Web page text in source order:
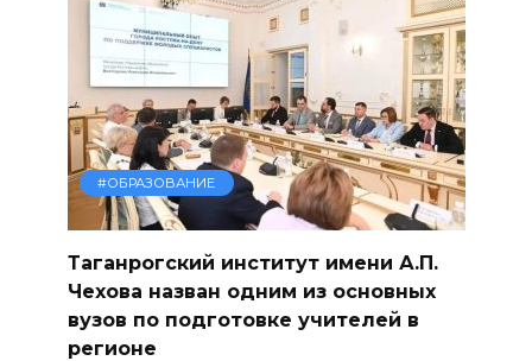
#ОБРАЗОВАНИЕ
Таганрогский институт имени А.П.
Чехова назван одним из основных
вузов по подготовке учителей в
регионе